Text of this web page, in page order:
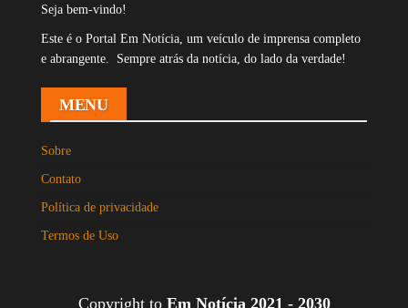
Seja bem-vindo!
Este é o Portal Em Notícia, um veículo de imprensa completo
e abrangente. Sempre atrás da notícia, do lado da verdade!
MENU
Sobre
Contato
Política de privacidade
Termos de Uso
Copyright to Em Notícia 2021 - 2030